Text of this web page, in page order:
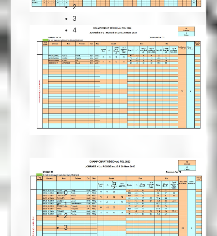
0
1
2
3
2
3
4